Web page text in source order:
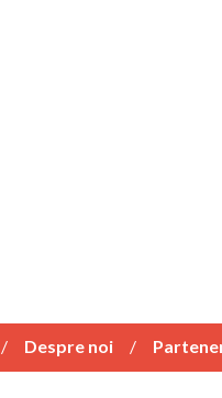
Despre noi